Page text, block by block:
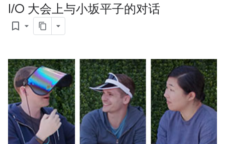
I/O 大会上与小坂平子的对话
bookmark_border